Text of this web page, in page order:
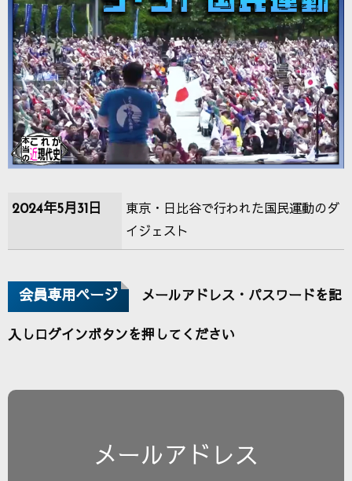
2024年5月31日
東京・日比谷で行われた国民運動のダ
イジェスト
会員専用ページ メールアドレス・パスワードを記
入しログインボタンを押してください
メールアドレス